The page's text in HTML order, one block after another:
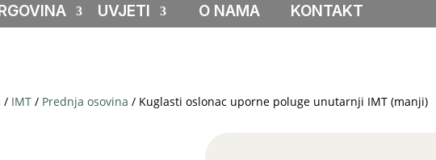
UVJETI O NAMA KONTAKT
/ IMT / Prednja osovina / Kuglasti oslonac uporne poluge unutarnji IMT (manji)